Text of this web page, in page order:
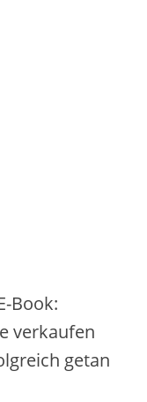
Book:
verkaufen
getan